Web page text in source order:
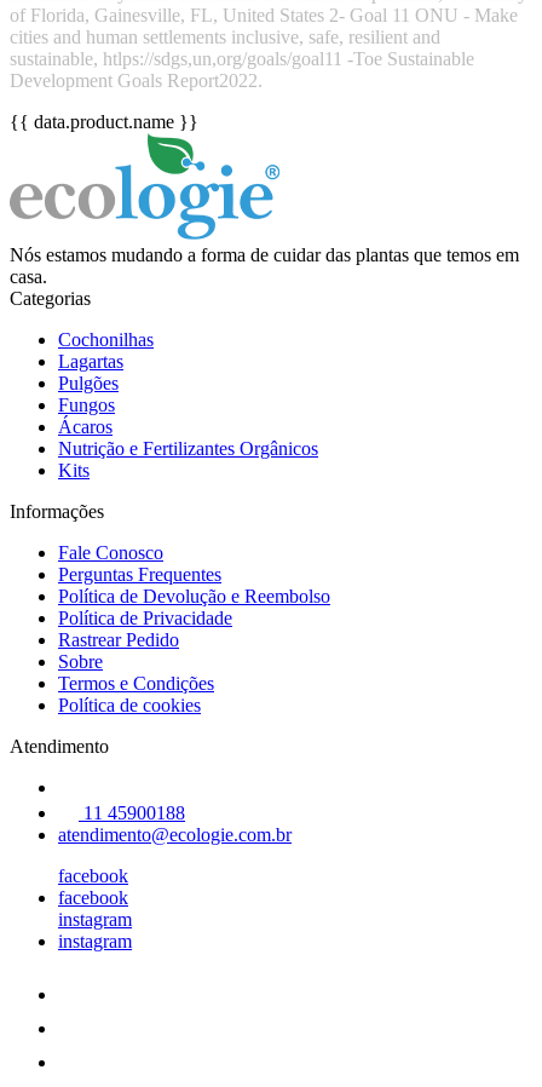
of Florida, Gainesville, FL, United States 2- Goal 11 ONU - Make
cities and human settlements inclusive, safe, resilient and
sustainable, htlps://sdgs,un,org/goals/goal11 -Toe Sustainable
Development Goals Report2022.
{{ data.product.name }}
Nós estamos mudando a forma de cuidar das plantas que temos em
casa.
Categorias
Cochonilhas
Lagartas
Pulgões
Fungos
Ácaros
Nutrição e Fertilizantes Orgânicos
Kits
Informações
Fale Conosco
Perguntas Frequentes
Política de Devolução e Reembolso
Política de Privacidade
Rastrear Pedido
Sobre
Termos e Condições
Política de cookies
Atendimento
11 45900188
atendimento@ecologie.com.br
facebook
facebook
instagram
instagram